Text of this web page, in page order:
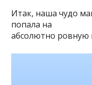
Итак, наша чудо
попала на
абсолютно ровную